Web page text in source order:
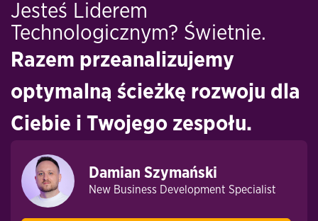
Jesteś Liderem
Technologicznym? Świetnie.
Razem przeanalizujemy
optymalną ścieżkę rozwoju dla
Ciebie i Twojego zespołu.
Damian Szymański
New Business Development Specialist